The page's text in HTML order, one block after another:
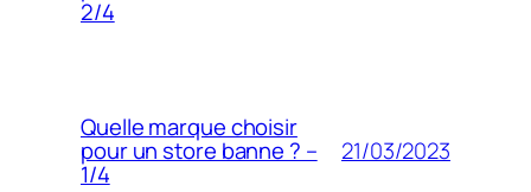
2/4
Quelle marque choisir
pour un store banne ? –
1/4
21/03/2023